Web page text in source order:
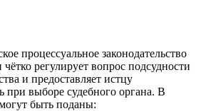
процессуальное законодательство
регулирует вопрос подсудности
и предоставляет истцу
при выборе судебного органа. В
быть поданы: